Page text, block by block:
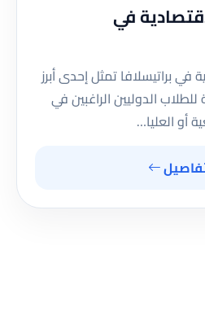
في
في براتيسلافا تمثل إحدى أبرز
الدوليين الراغبين في
أو العليا…